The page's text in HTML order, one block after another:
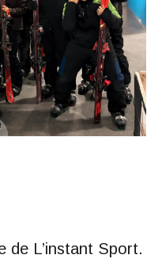
de L’instant Sport.